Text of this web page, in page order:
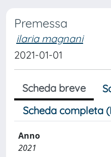
Premessa
ilaria magnani
2021-01-01
Scheda breve
Scheda completa
Anno
2021